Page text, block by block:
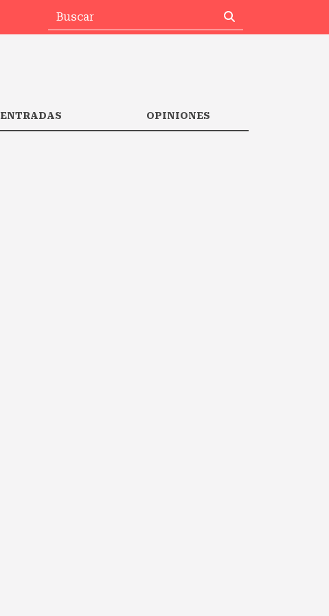
ENTRADAS OPINIONES